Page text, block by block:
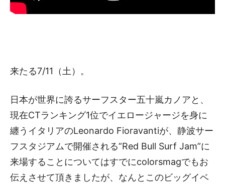
来たる7/11（土）。
日本が世界に誇るサーフスター五十嵐カノアと、
現在CTランキング1位でイエロージャージを身に
纏うイタリアのLeonardo Fioravantiが、静波サー
フスタジアムで開催される”Red Bull Surf Jam”に
来場することについてはすでにcolorsmagでもお
伝えさせて頂きましたが、なんとこのビッグイベ